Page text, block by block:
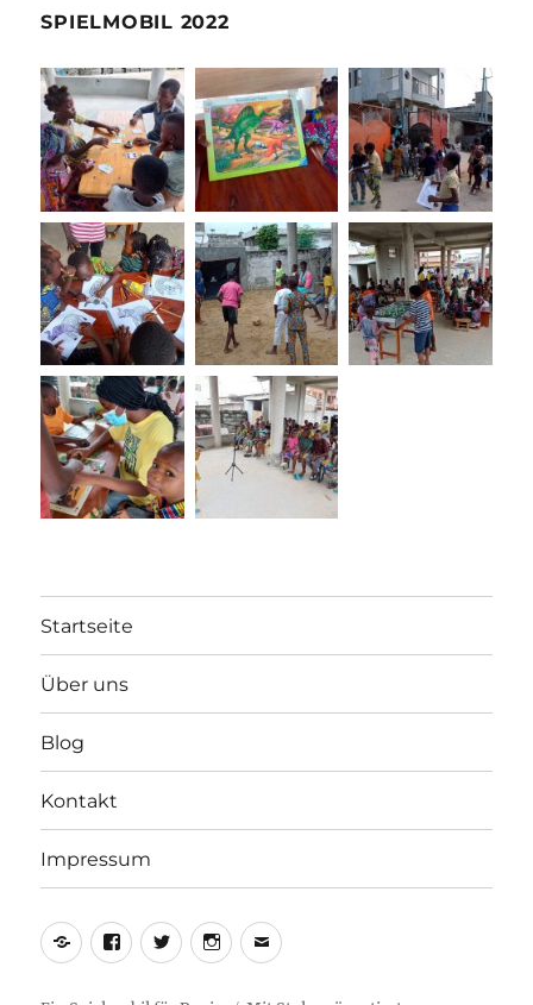
SPIELMOBIL 2022
Startseite
Über uns
Blog
Kontakt
Impressum
Yelp Facebook
TwitterInstagram
E-